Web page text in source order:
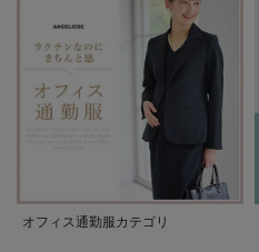
オフィス通勤服カテゴリ